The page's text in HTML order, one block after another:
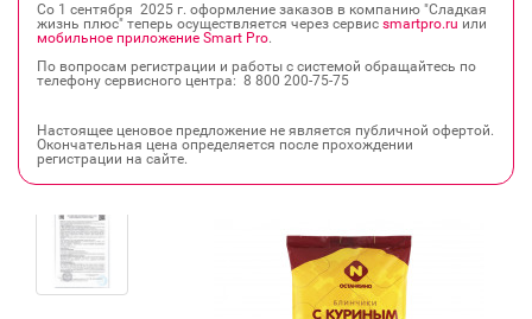
Со 1 сентября 2025 г. оформление заказов в компанию "Сладкая
жизнь плюс" теперь осуществляется через сервис smartpro.ru или
мобильное приложение Smart Pro.
По вопросам регистрации и работы с системой обращайтесь по
телефону сервисного центра: 8 800 200‐75‐75
Настоящее ценовое предложение не является публичной офертой.
Окончательная цена определяется после прохождении
регистрации на сайте.